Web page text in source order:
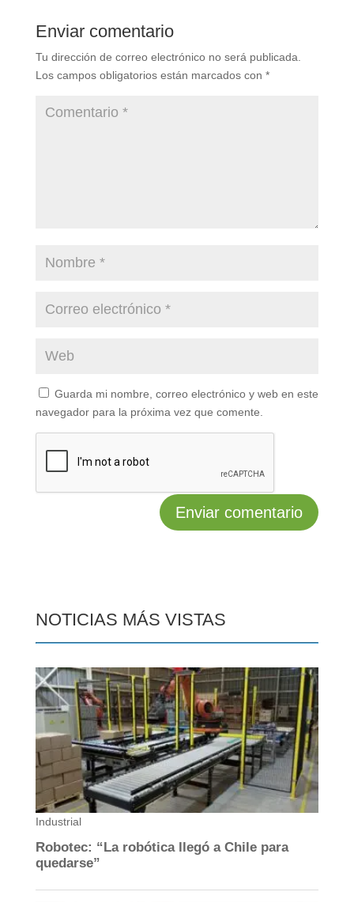
Enviar comentario
Tu dirección de correo electrónico no será publicada.
Los campos obligatorios están marcados con *
Guarda mi nombre, correo electrónico y web en este
navegador para la próxima vez que comente.
NOTICIAS MÁS VISTAS